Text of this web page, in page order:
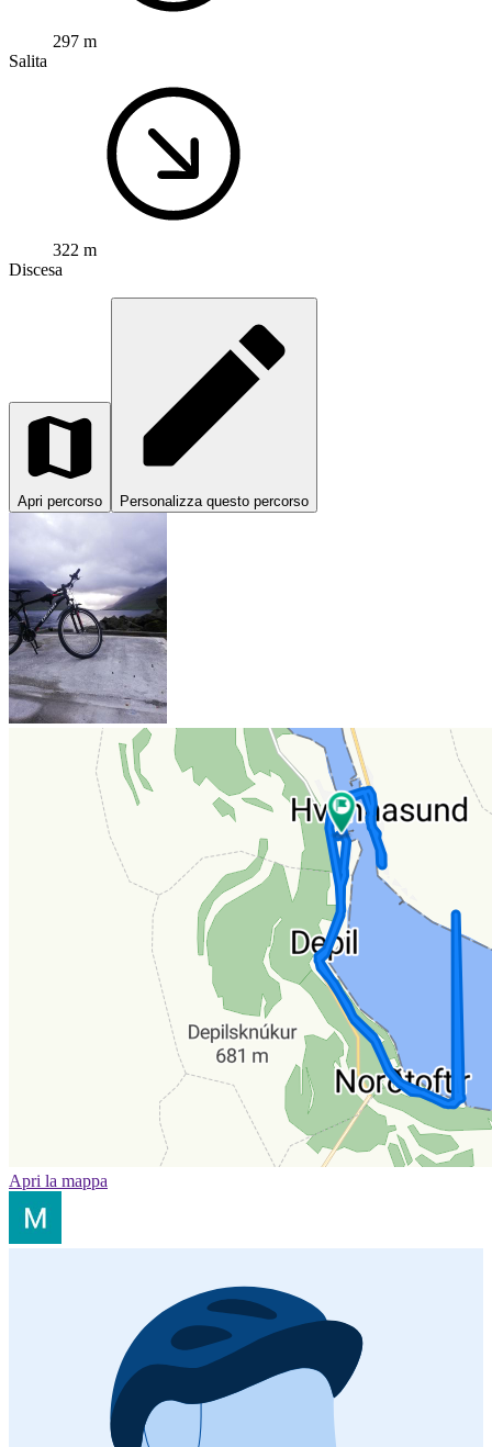
297 m
Salita
322 m
Discesa
Apri percorso Personalizza questo percorso
Apri la mappa